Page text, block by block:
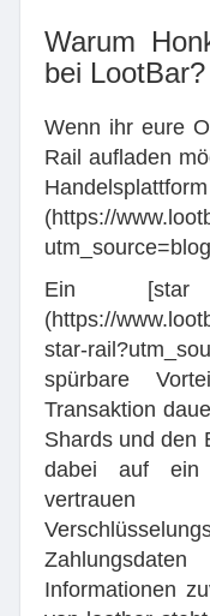
Warum
bei LootBar?
Wenn ihr eure
Rail aufladen
(https://
Ein
(https://
star-
spürbare
Transaktion
Shards und den
dabei auf ein
Informationen